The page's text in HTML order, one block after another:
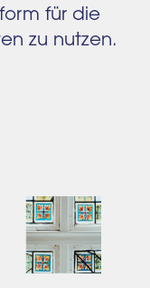
für die
zu nutzen.